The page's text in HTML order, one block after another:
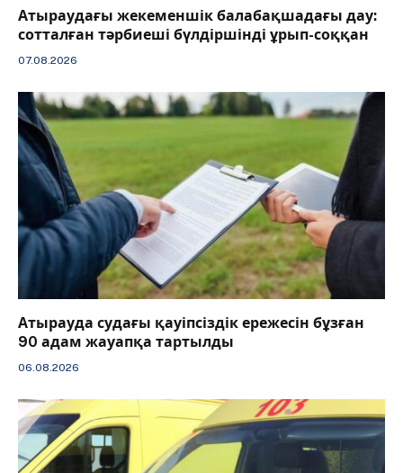
Атыраудағы жекеменшік балабақшадағы дау:
сотталған тәрбиеші бүлдіршінді ұрып-соққан
07.08.2026
Атырауда судағы қауіпсіздік ережесін бұзған
90 адам жауапқа тартылды
06.08.2026